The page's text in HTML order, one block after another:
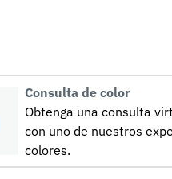
Consulta de color
Obtenga una consulta
con uno de nuestros
colores.